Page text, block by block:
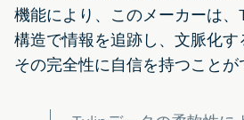
機能により、このメーカーは、
構造で情報を追跡し、文脈化す
その完全性に自信を持つことが